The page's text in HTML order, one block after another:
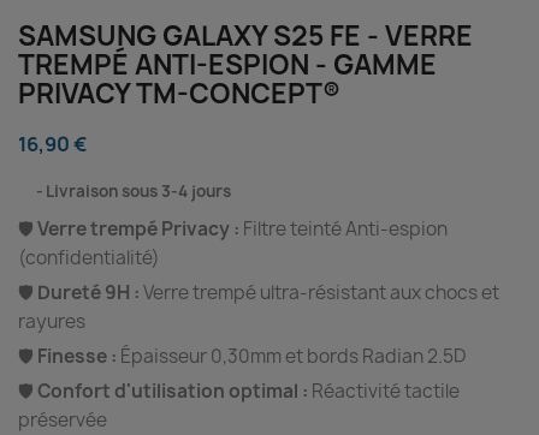
SAMSUNG GALAXY S25 FE - VERRE
TREMPÉ ANTI-ESPION - GAMME
PRIVACY TM-CONCEPT®
16,90 €
Livraison sous 3-4 jours
🛡️Verre trempé Privacy : Filtre teinté Anti-espion
(confidentialité)
🛡️ Dureté 9H :Verre trempé ultra-résistant aux chocs et
rayures
🛡️ Finesse : Épaisseur 0,30mm et bords Radian 2.5D
🛡️ Confort d'utilisation optimal : Réactivité tactile
préservée